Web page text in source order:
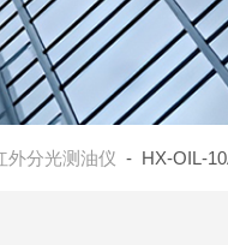
外分光测油仪 - HX-OIL-